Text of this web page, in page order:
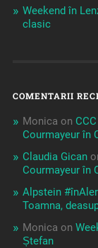
Weekend în
clasic
COMENTARII
Monica on
Courmayeur în
Claudia Gican
Courmayeur în
Alpstein
Toamna,
Monica on
Ștefan